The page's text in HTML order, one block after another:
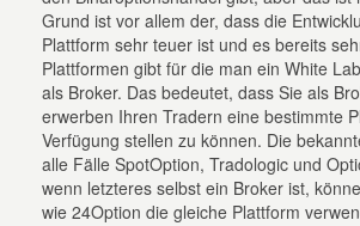
Grund ist vor allem der, dass die
Plattform sehr teuer ist und es bereits
Plattformen gibt für die man ein White
als Broker. Das bedeutet, dass Sie als
erwerben Ihren Tradern eine bestimmte
Verfügung stellen zu können. Die
alle Fälle SpotOption, Tradologic und
wenn letzteres selbst ein Broker ist,
wie 24Option die gleiche Plattform